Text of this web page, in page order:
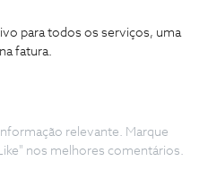
para todos os serviços, uma
fatura.
relevante. Marque
nos melhores comentários.